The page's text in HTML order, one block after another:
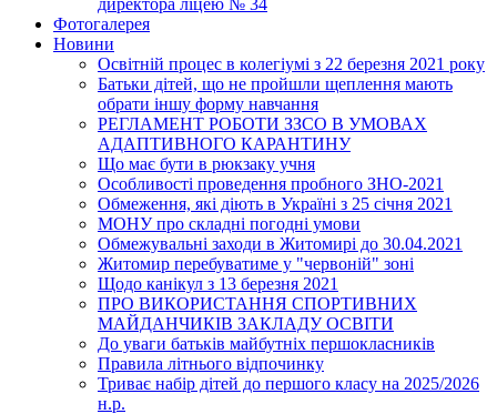
директора ліцею № 34
Фотогалерея
Новини
Освітній процес в колегіумі з 22 березня 2021 року
Батьки дітей, що не пройшли щеплення мають
обрати іншу форму навчання
РЕГЛАМЕНТ РОБОТИ ЗЗСО В УМОВАХ
АДАПТИВНОГО КАРАНТИНУ
Що має бути в рюкзаку учня
Особливості проведення пробного ЗНО-2021
Обмеження, які діють в Україні з 25 січня 2021
МОНУ про складні погодні умови
Обмежувальні заходи в Житомирі до 30.04.2021
Житомир перебуватиме у "червоній" зоні
Щодо канікул з 13 березня 2021
ПРО ВИКОРИСТАННЯ СПОРТИВНИХ
МАЙДАНЧИКІВ ЗАКЛАДУ ОСВІТИ
До уваги батьків майбутніх першокласників
Правила літнього відпочинку
Триває набір дітей до першого класу на 2025/2026
н.р.